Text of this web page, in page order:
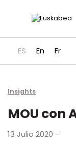
Ir directamente
ES En Fr
Insights
MOU con
13 Julio 2020 -